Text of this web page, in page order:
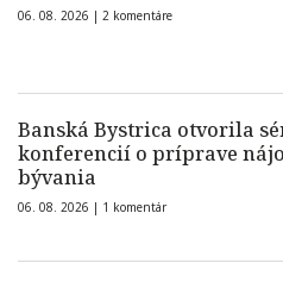
06. 08. 2026 | 2 komentáre
Banská Bystrica otvorila
konferencií o príprave
bývania
06. 08. 2026 | 1 komentár